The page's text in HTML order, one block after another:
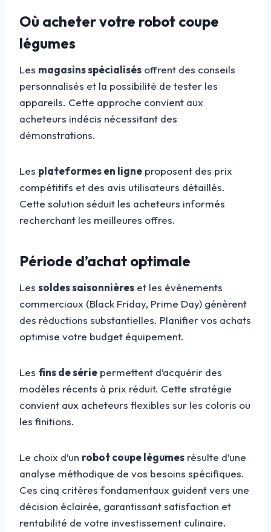
Où acheter votre robot coupe
légumes
Les magasins spécialisés offrent des conseils
personnalisés et la possibilité de tester les
appareils. Cette approche convient aux
acheteurs indécis nécessitant des
démonstrations.
Les plateformes en ligne proposent des prix
compétitifs et des avis utilisateurs détaillés.
Cette solution séduit les acheteurs informés
recherchant les meilleures offres.
Période d’achat optimale
Les soldes saisonnières et les événements
commerciaux (Black Friday, Prime Day) génèrent
des réductions substantielles. Planifier vos achats
optimise votre budget équipement.
Les fins de série permettent d’acquérir des
modèles récents à prix réduit. Cette stratégie
convient aux acheteurs flexibles sur les coloris ou
les finitions.
Le choix d’un robot coupe légumes résulte d’une
analyse méthodique de vos besoins spécifiques.
Ces cinq critères fondamentaux guident vers une
décision éclairée, garantissant satisfaction et
rentabilité de votre investissement culinaire.